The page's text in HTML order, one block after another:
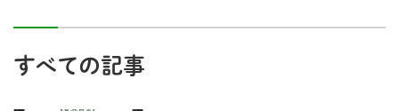
すべての記事